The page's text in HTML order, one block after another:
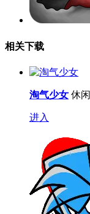
相关下载
淘气少女 休闲
进入